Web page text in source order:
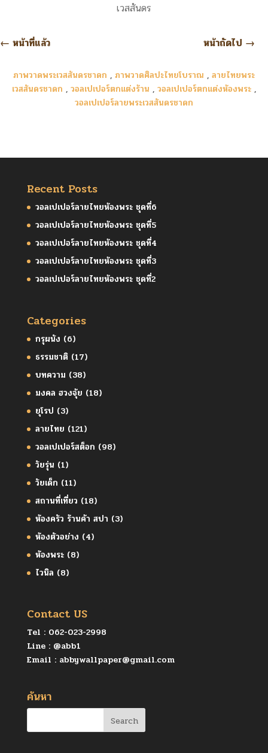
เวสสันดร
← หน้าที่แล้ว หน้าถัดไป →
ภาพวาดพระเวสสันดรชาดก , ภาพวาดศิลปะไทยโบราณ , ลายไทยพระ
เวสสันดรชาดก , วอลเปเปอร์ตกแต่งร้าน , วอลเปเปอร์ตกแต่งห้องพระ ,
วอลเปเปอร์ลายพระเวสสันดรชาดก
Recent Posts
วอลเปเปอร์ลายไทยห้องพระ ชุดที่6
วอลเปเปอร์ลายไทยห้องพระ ชุดที่5
วอลเปเปอร์ลายไทยห้องพระ ชุดที่4
วอลเปเปอร์ลายไทยห้องพระ ชุดที่3
วอลเปเปอร์ลายไทยห้องพระ ชุดที่2
Categories
กรุผนัง (6)
ธรรมชาติ(17)
บทความ (38)
มงคล ฮวงจุ้ย (18)
ยุโรป (3)
ลายไทย (121)
วอลเปเปอร์สต็อก (98)
วัยรุ่น (1)
วัยเด็ก (11)
สถานที่เที่ยว (18)
ห้องครัว ร้านค้า สปา (3)
ห้องตัวอย่าง (4)
ห้องพระ(8)
ไวนิล (8)
Contact US
Tel : 062-023-2998
Line : @abb1
Email : abbywallpaper@gmail.com
ค้นหา